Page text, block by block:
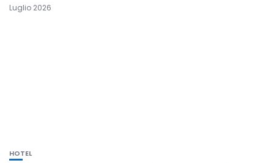
Luglio 2026
HOTEL